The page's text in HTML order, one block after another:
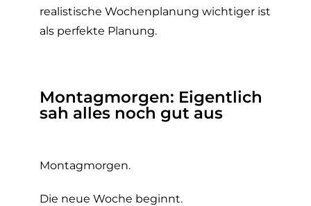
realistische Wochenplanung wichtiger ist
als perfekte Planung.
Montagmorgen: Eigentlich
sah alles noch gut aus
Montagmorgen.
Die neue Woche beginnt.